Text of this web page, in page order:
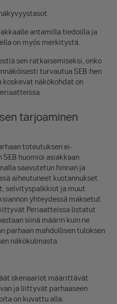
antamilla tiedoilla ja
on myös merkitystä.
sen ratkaisemiseksi, onko
turvautua SEB:hen
näkökohdat on
tarjoaminen
toteutuksen ei-
huomioi asiakkaan
saavutetun hinnan ja
aiheutuneet kustannukset
selvityspalkkiot ja muut
yhteydessä maksetut
Periaatteissa listatut
siinä määrin kuin ne
parhaan mahdollisen tuloksen
näkökulmasta.
skenaariot määrittävät
ja liittyvät parhaaseen
on kuvattu alla.